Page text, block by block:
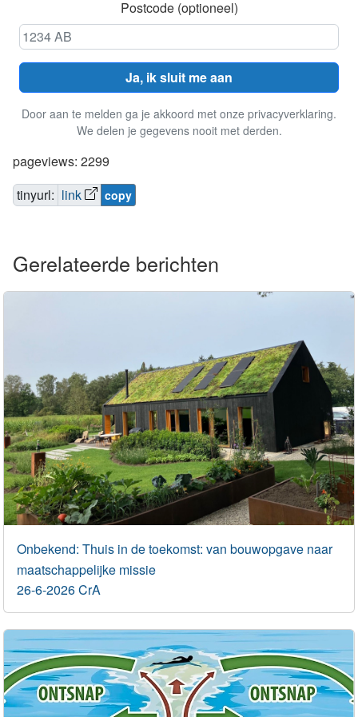
Postcode (optioneel)
Ja, ik sluit me aan
Door aan te melden ga je akkoord met onze privacyverklaring.
We delen je gegevens nooit met derden.
pageviews: 2299
tinyurl: link copy
Gerelateerde berichten
Onbekend: Thuis in de toekomst: van bouwopgave naar
maatschappelijke missie
26-6-2026 CrA